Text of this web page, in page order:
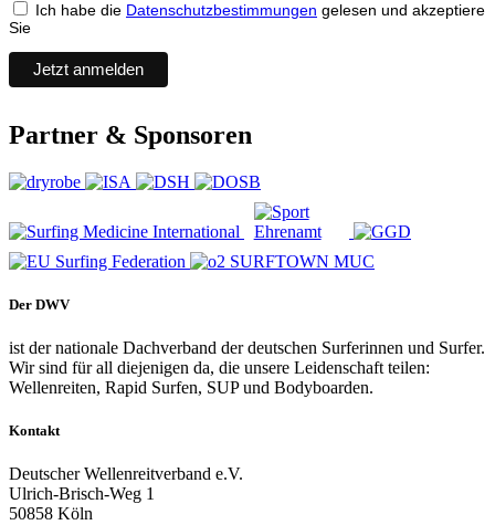
Ich habe die Datenschutzbestimmungen gelesen und akzeptiere
Sie
Partner & Sponsoren
Der DWV
ist der nationale Dachverband der deutschen Surferinnen und Surfer.
Wir sind für all diejenigen da, die unsere Leidenschaft teilen:
Wellenreiten, Rapid Surfen, SUP und Bodyboarden.
Kontakt
Deutscher Wellenreitverband e.V.
Ulrich-Brisch-Weg 1
50858 Köln